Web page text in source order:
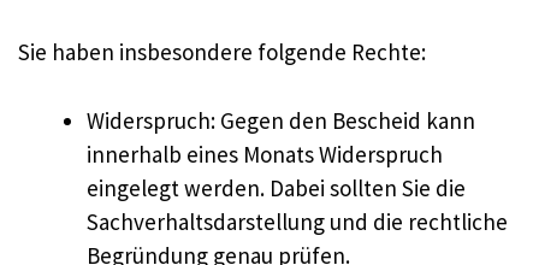
Sie haben insbesondere folgende Rechte:
Widerspruch: Gegen den Bescheid kann
innerhalb eines Monats Widerspruch
eingelegt werden. Dabei sollten Sie die
Sachverhaltsdarstellung und die rechtliche
Begründung genau prüfen.